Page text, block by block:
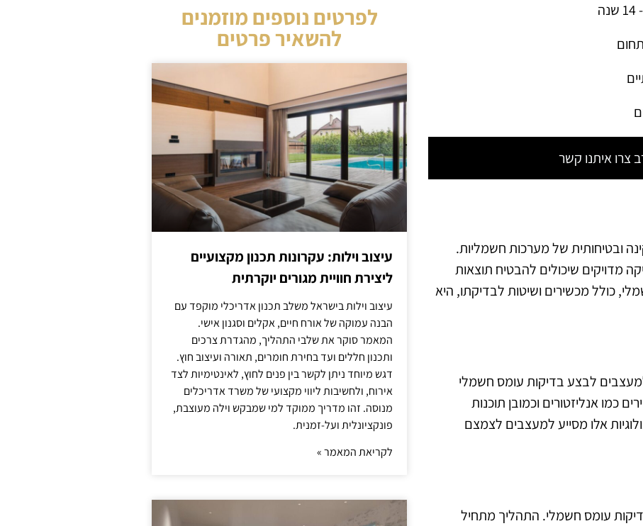
צרו איתנו קשר
ובטיחותית של מערכות חשמליות.
מדויקים שיכולים להבטיח תוצאות
כולל מכשירים ושיטות לבדיקתו, היא
לבצע בדיקות עומס חשמלי
כמו אנליזטורים וכמובן תוכנות
אלו מסייע למעצבים לצמצם
עומס חשמלי. התהליך מתחיל
לפרטים נוספים מוזמנים
להשאיר פרטים
עיצוב וילות: עקרונות תכנון מקצועיים
ליצירת חוויית מגורים יוקרתית
עיצוב וילות בישראל משלב תכנון אדריכלי מוקפד עם
הבנה עמוקה של אורח חיים, אקלים וסגנון אישי.
המאמר סוקר את שלבי התהליך, מהגדרת צרכים
ותכנון חללים ועד בחירת חומרים, תאורה ועיצוב חוץ.
דגש מיוחד ניתן לקשר בין פנים לחוץ, לאינטימיות לצד
אירוח, ולחשיבות ליווי מקצועי של משרד אדריכלים
מנוסה. זהו מדריך ממוקד למי שמבקש וילה מעוצבת,
פונקציונלית ועל-זמנית.
לקריאת המאמר »